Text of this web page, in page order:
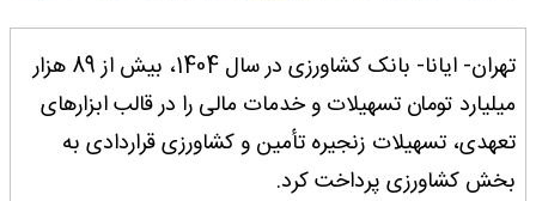
تهران- ایانا- بانک کشاورزی در سال 1404، بیش از 89 هزار
میلیارد تومان تسهیلات و خدمات مالی را در قالب ابزارهای
تعهدی، تسهیلات زنجیره تأمین و کشاورزی قراردادی به
بخش کشاورزی پرداخت کرد.